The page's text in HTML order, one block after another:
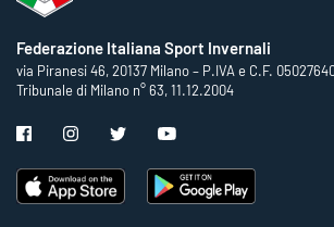
Federazione Italiana Sport Invernali
via Piranesi 46, 20137 Milano – P.IVA e C.F.
Tribunale di Milano n° 63, 11.12.2004